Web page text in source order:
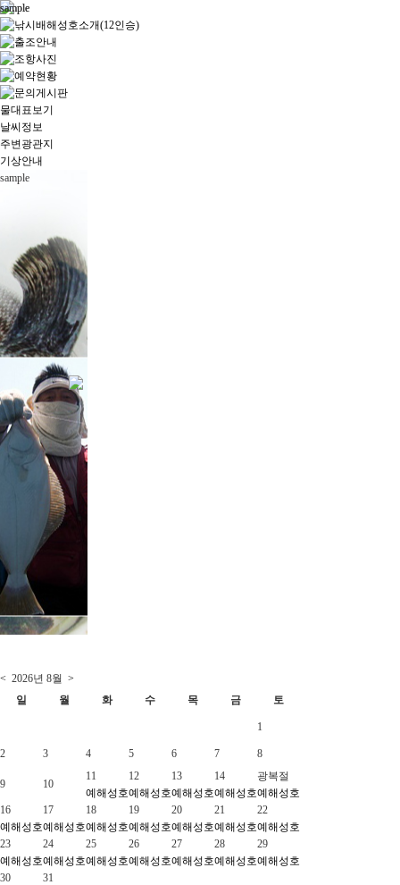
sample
물대표보기
날씨정보
주변광관지
기상안내
sample
sample
< 2026년 8월 >
일
월 화 수 목 금 토
1
2 3 4 5 6 7 8
9 10
11
예 해성호
12
예 해성호
13
예 해성호
14
예 해성호
광복절
예 해성호
16
예 해성호
17
예 해성호
18
예 해성호
19
예 해성호
20
예 해성호
21
예 해성호
22
예 해성호
23
예 해성호
24
예 해성호
25
예 해성호
26
예 해성호
27
예 해성호
28
예 해성호
29
예 해성호
30
31